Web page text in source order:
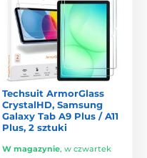
Techsuit ArmorGlass
CrystalHD, Samsung
Galaxy Tab A9 Plus / A11
Plus, 2 sztuki
W magazynie, w czwartek